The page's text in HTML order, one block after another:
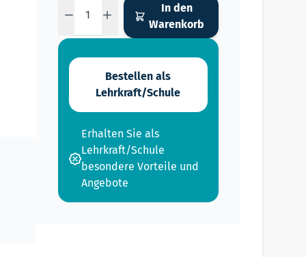
In den
Warenkorb
Bestellen als
Lehrkraft/Schule
Erhalten Sie als
Lehrkraft/Schule
besondere Vorteile und
Angebote